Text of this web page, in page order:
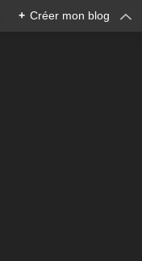
+ Créer mon blog